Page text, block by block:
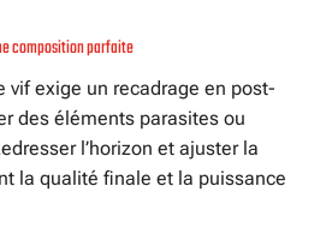
composition parfaite
vif exige un recadrage en post-
des éléments parasites ou
l’horizon et ajuster la
la qualité finale et la puissance